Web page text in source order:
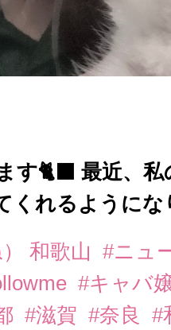
す🐈‍⬛ 最近、
くれるようにな
和歌山
#ニュ
#キャバ
#滋賀 #奈良 #